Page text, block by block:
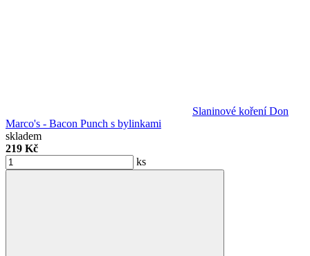
Slaninové koření Don
Marco's - Bacon Punch s bylinkami
skladem
219 Kč
ks